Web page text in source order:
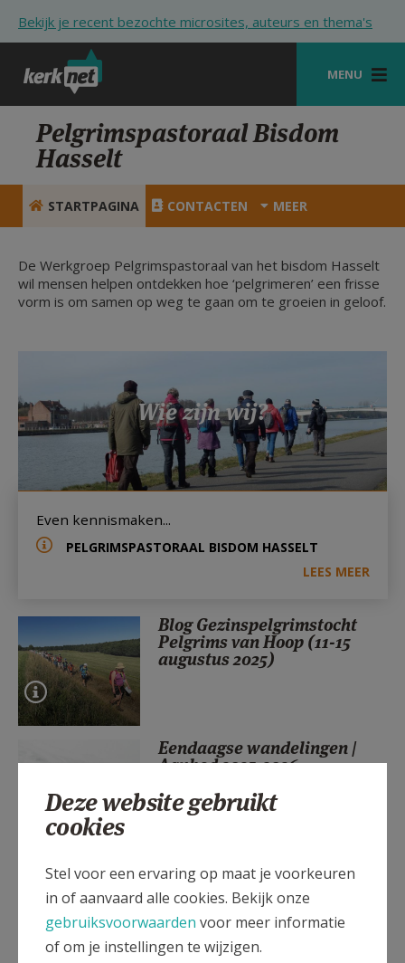
Bekijk je recent bezochte microsites, auteurs en thema's
MENU
STARTPAGINA
KERK
VIERINGEN
ZOEKEN
STARTPAGINA PORTAAL
MIJN PAROCHIE
AANMELDEN OF REGISTREREN
Pelgrimspastoraal Bisdom
Hasselt
STARTPAGINA CONTACTEN MEER
De Werkgroep Pelgrimspastoraal van het bisdom Hasselt
wil mensen helpen ontdekken hoe ‘pelgrimeren’ een frisse
vorm is om samen op weg te gaan om te groeien in geloof.
Wie zijn wij?
Even kennismaken...
PELGRIMSPASTORAAL BISDOM HASSELT
LEES MEER
Blog Gezinspelgrimstocht
Pelgrims van Hoop (11-15
augustus 2025)
Eendaagse wandelingen |
Aanbod 2025-2026
Meerdaagse tochten en
reizen | Aanbod 2025-2026
Deze website gebruikt
cookies
Stel voor een ervaring op maat je voorkeuren
in of aanvaard alle cookies. Bekijk onze
gebruiksvoorwaarden voor meer informatie
of om je instellingen te wijzigen.